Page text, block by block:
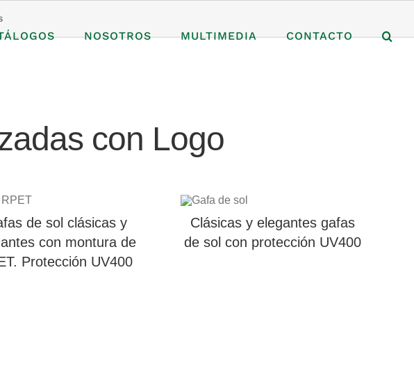
NOSOTROS MULTIMEDIA CONTACTO
con Logo
de sol clásicas y
con montura de
Protección UV400
Clásicas y elegantes gafas
de sol con protección UV400